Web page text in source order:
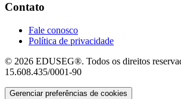
Contato
Fale conosco
Política de privacidade
© 2026 EDUSEG®. Todos os direitos
15.608.435/0001-90
Gerenciar preferências de cookies